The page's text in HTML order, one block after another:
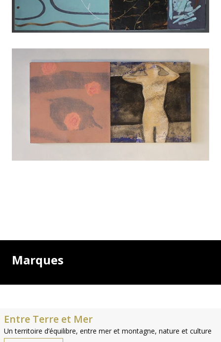
Marques
Entre Terre et Mer
Un territoire d’équilibre, entre mer et montagne, nature et culture